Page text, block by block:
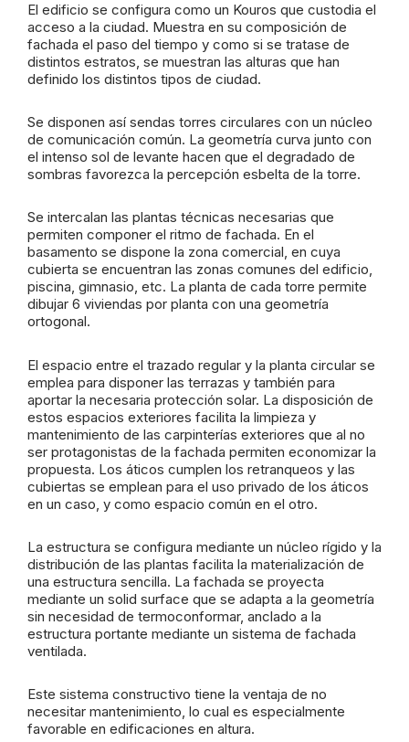
El edificio se configura como un Kouros que custodia el
acceso a la ciudad. Muestra en su composición de
fachada el paso del tiempo y como si se tratase de
distintos estratos, se muestran las alturas que han
definido los distintos tipos de ciudad.
Se disponen así sendas torres circulares con un núcleo
de comunicación común. La geometría curva junto con
el intenso sol de levante hacen que el degradado de
sombras favorezca la percepción esbelta de la torre.
Se intercalan las plantas técnicas necesarias que
permiten componer el ritmo de fachada. En el
basamento se dispone la zona comercial, en cuya
cubierta se encuentran las zonas comunes del edificio,
piscina, gimnasio, etc. La planta de cada torre permite
dibujar 6 viviendas por planta con una geometría
ortogonal.
El espacio entre el trazado regular y la planta circular se
emplea para disponer las terrazas y también para
aportar la necesaria protección solar. La disposición de
estos espacios exteriores facilita la limpieza y
mantenimiento de las carpinterías exteriores que al no
ser protagonistas de la fachada permiten economizar la
propuesta. Los áticos cumplen los retranqueos y las
cubiertas se emplean para el uso privado de los áticos
en un caso, y como espacio común en el otro.
La estructura se configura mediante un núcleo rígido y la
distribución de las plantas facilita la materialización de
una estructura sencilla. La fachada se proyecta
mediante un solid surface que se adapta a la geometría
sin necesidad de termoconformar, anclado a la
estructura portante mediante un sistema de fachada
ventilada.
Este sistema constructivo tiene la ventaja de no
necesitar mantenimiento, lo cual es especialmente
favorable en edificaciones en altura.